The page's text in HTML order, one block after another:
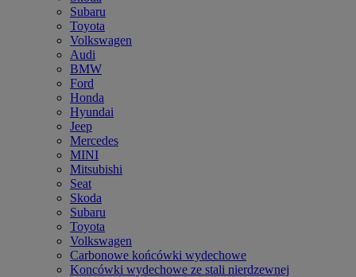
Subaru
Toyota
Volkswagen
Audi
BMW
Ford
Honda
Hyundai
Jeep
Mercedes
MINI
Mitsubishi
Seat
Skoda
Subaru
Toyota
Volkswagen
Carbonowe końcówki wydechowe
Koncówki wydechowe ze stali nierdzewnej